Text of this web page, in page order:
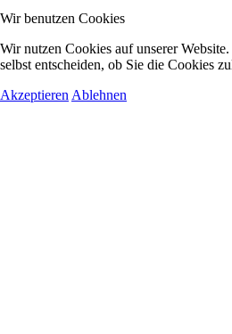
Wir benutzen Cookies
Wir nutzen Cookies auf unserer
selbst entscheiden, ob Sie die Cookies
Akzeptieren Ablehnen